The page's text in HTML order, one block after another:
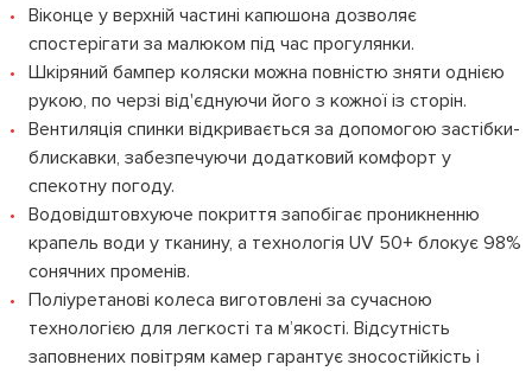
Віконце у верхній частині капюшона дозволяє
спостерігати за малюком під час прогулянки.
Шкіряний бампер коляски можна повністю зняти однією
рукою, по черзі від'єднуючи його з кожної із сторін.
Вентиляція спинки відкривається за допомогою застібки-
блискавки, забезпечуючи додатковий комфорт у
спекотну погоду.
Водовідштовхуюче покриття запобігає проникненню
крапель води у тканину, а технологія UV 50+ блокує 98%
сонячних променів.
Поліуретанові колеса виготовлені за сучасною
технологією для легкості та м’якості. Відсутність
заповнених повітрям камер гарантує зносостійкість і